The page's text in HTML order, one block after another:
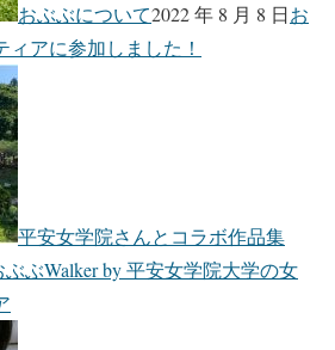
おぶぶについて2022 年 8 月 8 日お
アに参加しました！
平安女学院さんとコラボ作品集
ぶぶWalker by 平安女学院大学の女